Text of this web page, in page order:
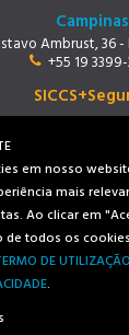
Campinas
Ambrust, 36
+55 19
Rio de
Av. Rio Branco, 115
+55 21
Siga-
em nosso
mais
Ao clicar em
todos os
DE
.